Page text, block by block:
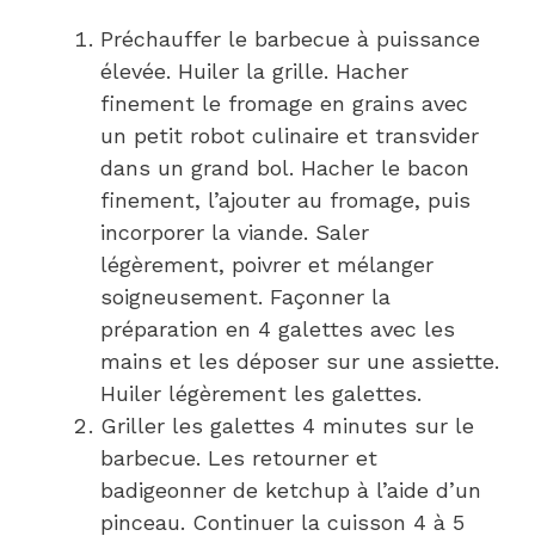
Préchauffer le barbecue à puissance
élevée. Huiler la grille. Hacher
finement le fromage en grains avec
un petit robot culinaire et transvider
dans un grand bol. Hacher le bacon
finement, l’ajouter au fromage, puis
incorporer la viande. Saler
légèrement, poivrer et mélanger
soigneusement. Façonner la
préparation en 4 galettes avec les
mains et les déposer sur une assiette.
Huiler légèrement les galettes.
Griller les galettes 4 minutes sur le
barbecue. Les retourner et
badigeonner de ketchup à l’aide d’un
pinceau. Continuer la cuisson 4 à 5